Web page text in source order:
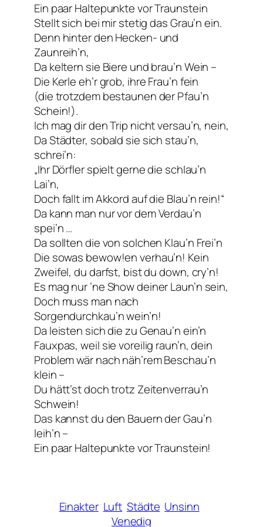
Ein paar Haltepunkte vor Traunstein
Stellt sich bei mir stetig das Grau’n ein.
Denn hinter den Hecken- und
Zaunreih’n,
Da keltern sie Biere und brau’n Wein –
Die Kerle eh’r grob, ihre Frau’n fein
(die trotzdem bestaunen der Pfau’n
Schein!).
Ich mag dir den Trip nicht versau’n, nein,
Da Städter, sobald sie sich stau’n,
schrei’n:
„Ihr Dörfler spielt gerne die schlau’n
Lai’n,
Doch fallt im Akkord auf die Blau’n rein!“
Da kann man nur vor dem Verdau’n
spei’n …
Da sollten die von solchen Klau’n Frei’n
Die sowas bewow!en verhau’n! Kein
Zweifel, du darfst, bist du down, cry’n!
Es mag nur ’ne Show deiner Laun’n sein,
Doch muss man nach
Sorgendurchkau’n wein’n!
Da leisten sich die zu Genau’n ein’n
Fauxpas, weil sie voreilig raun’n, dein
Problem wär nach näh’rem Beschau’n
klein –
Du hätt’st doch trotz Zeitenverrau’n
Schwein!
Das kannst du den Bauern der Gau’n
leih’n –
Ein paar Haltepunkte vor Traunstein!
Einakter Luft Städte Unsinn
Venedig